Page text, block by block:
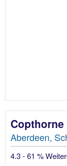
Aberdeen,
4.3 - 61 %